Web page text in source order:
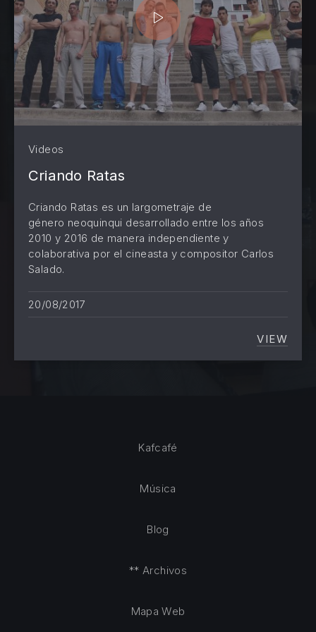
Videos
Criando Ratas
Criando Ratas es un largometraje de
género neoquinqui desarrollado entre los años
2010 y 2016 de manera independiente y
colaborativa por el cineasta y compositor Carlos
Salado.
20/08/2017
VIEW
Kafcafé
Música
Blog
** Archivos
Mapa Web
PREVIOUS